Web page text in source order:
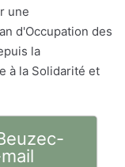
une
d'Occupation des
la
à la Solidarité et